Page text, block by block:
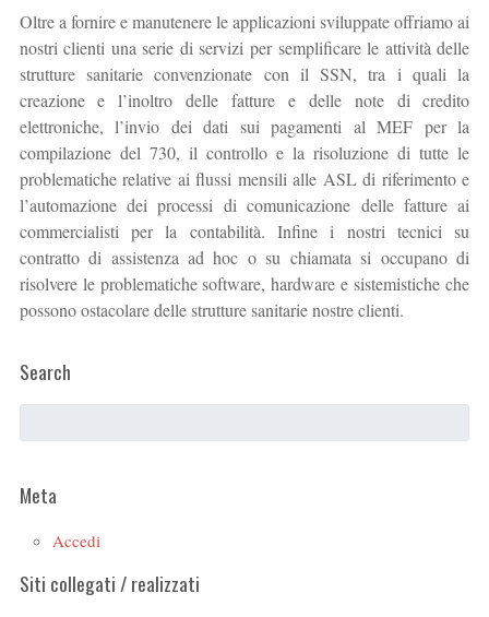
Oltre a fornire e manutenere le applicazioni sviluppate offriamo ai
nostri clienti una serie di servizi per semplificare le attività delle
strutture sanitarie convenzionate con il SSN, tra i quali la
creazione e l’inoltro delle fatture e delle note di credito
elettroniche, l’invio dei dati sui pagamenti al MEF per la
compilazione del 730, il controllo e la risoluzione di tutte le
problematiche relative ai flussi mensili alle ASL di riferimento e
l’automazione dei processi di comunicazione delle fatture ai
commercialisti per la contabilità. Infine i nostri tecnici su
contratto di assistenza ad hoc o su chiamata si occupano di
risolvere le problematiche software, hardware e sistemistiche che
possono ostacolare delle strutture sanitarie nostre clienti.
Search
Meta
Accedi
Siti collegati / realizzati